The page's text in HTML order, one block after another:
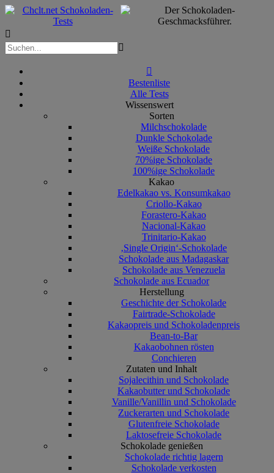



Bestenliste
Alle Tests
Wissenswert
Sorten
Milchschokolade
Dunkle Schokolade
Weiße Schokolade
70%ige Schokolade
100%ige Schokolade
Kakao
Edelkakao vs. Konsumkakao
Criollo-Kakao
Forastero-Kakao
Nacional-Kakao
Trinitario-Kakao
‚Single Origin‘-Schokolade
Schokolade aus Madagaskar
Schokolade aus Venezuela
Schokolade aus Ecuador
Herstellung
Geschichte der Schokolade
Fairtrade-Schokolade
Kakaopreis und Schokoladenpreis
Bean-to-Bar
Kakaobohnen rösten
Conchieren
Zutaten und Inhalt
Sojalecithin und Schokolade
Kakaobutter und Schokolade
Vanille/Vanillin und Schokolade
Zuckerarten und Schokolade
Glutenfreie Schokolade
Laktosefreie Schokolade
Schokolade genießen
Schokolade richtig lagern
Schokolade verkosten